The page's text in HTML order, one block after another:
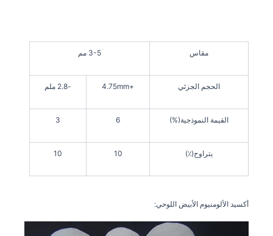
مقاس 3-5 مم
الحجم الجزئي +4.75mm -2.8 ملم
القيمة النموذجية(%) 6
3
يتراوح(٪) 10
10
أكسيد الألومنيوم الأبيض اللوحي: